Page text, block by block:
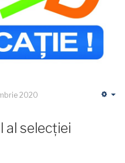
2020
al selecției